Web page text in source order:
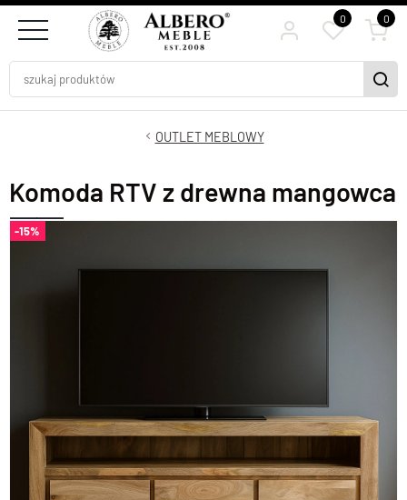
0 0
OUTLET MEBLOWY
-15%
Komoda RTV z drewna mangowca